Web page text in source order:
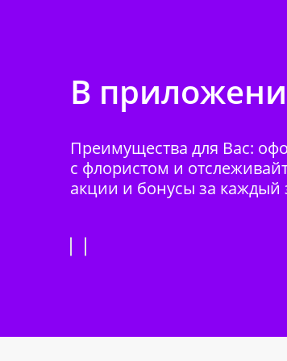
В
Преимущества для Вас:
с флористом и
акции и бонусы за каждый